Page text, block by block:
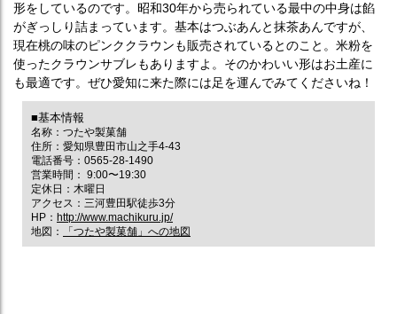
形をしているのです。昭和30年から売られている最中の中身は餡
がぎっしり詰まっています。基本はつぶあんと抹茶あんですが、
現在桃の味のピンククラウンも販売されているとのこと。米粉を
使ったクラウンサブレもありますよ。そのかわいい形はお土産に
も最適です。ぜひ愛知に来た際には足を運んでみてくださいね！
■基本情報
名称：つたや製菓舗
住所：愛知県豊田市山之手4-43
電話番号：0565-28-1490
営業時間： 9:00〜19:30
定休日：木曜日
アクセス：三河豊田駅徒歩3分
HP： http://www.machikuru.jp/
地図：
「つたや製菓舗」への地図